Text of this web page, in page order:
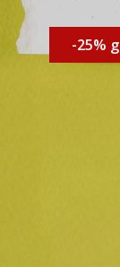
-25%